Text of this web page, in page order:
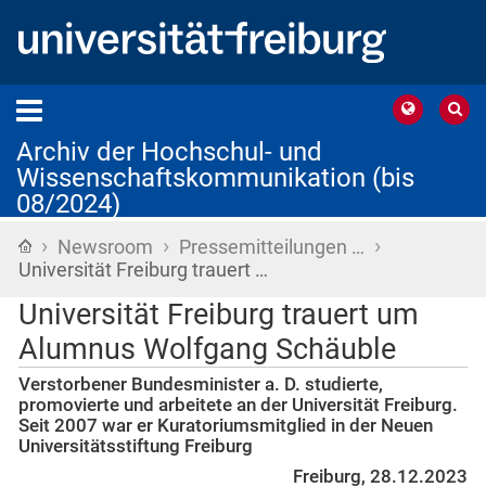
Archiv der Hochschul- und
Wissenschaftskommunikation (bis
08/2024)
Startseite
› Newsroom › Pressemitteilungen … ›
Universität Freiburg trauert …
Universität Freiburg trauert um
Alumnus Wolfgang Schäuble
Verstorbener Bundesminister a. D. studierte,
promovierte und arbeitete an der Universität Freiburg.
Seit 2007 war er Kuratoriumsmitglied in der Neuen
Universitätsstiftung Freiburg
Freiburg, 28.12.2023